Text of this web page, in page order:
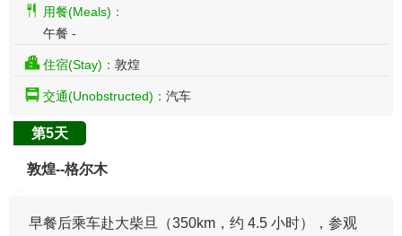
用餐(Meals)：
午餐 -
住宿(Stay)： 敦煌
交通(Unobstructed)： 汽车
第5天
敦煌--格尔木
早餐后乘车赴大柴旦（350km，约 4.5 小时），参观